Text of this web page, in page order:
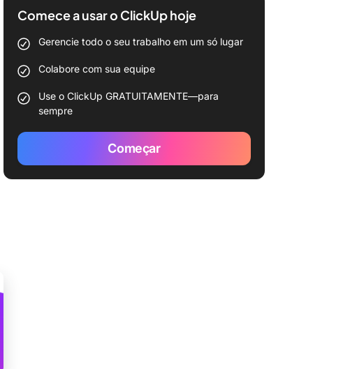
Comece a usar o ClickUp hoje
Gerencie todo o seu trabalho em um só lugar
Colabore com sua equipe
Use o ClickUp GRATUITAMENTE—para
sempre
Começar